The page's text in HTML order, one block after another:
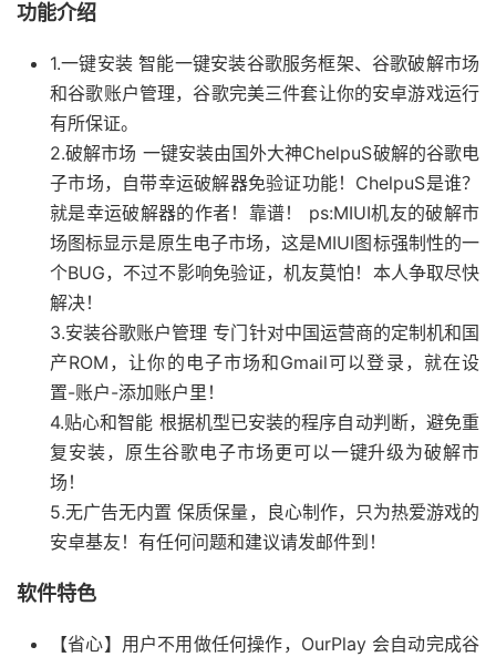
功能介绍
1.一键安装 智能一键安装谷歌服务框架、谷歌破解市场
和谷歌账户管理，谷歌完美三件套让你的安卓游戏运行
有所保证。
2.破解市场 一键安装由国外大神ChelpuS破解的谷歌电
子市场，自带幸运破解器免验证功能！ChelpuS是谁？
就是幸运破解器的作者！靠谱！ ps:MIUI机友的破解市
场图标显示是原生电子市场，这是MIUI图标强制性的一
个BUG，不过不影响免验证，机友莫怕！本人争取尽快
解决！
3.安装谷歌账户管理 专门针对中国运营商的定制机和国
产ROM，让你的电子市场和Gmail可以登录，就在设
置-账户-添加账户里！
4.贴心和智能 根据机型已安装的程序自动判断，避免重
复安装，原生谷歌电子市场更可以一键升级为破解市
场！
5.无广告无内置 保质保量，良心制作，只为热爱游戏的
安卓基友！有任何问题和建议请发邮件到！
软件特色
【省心】用户不用做任何操作，OurPlay 会自动完成谷